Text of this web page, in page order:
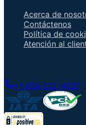
Acerca de
Contáctenos
Política de
Atención al
+1 858-222-4037